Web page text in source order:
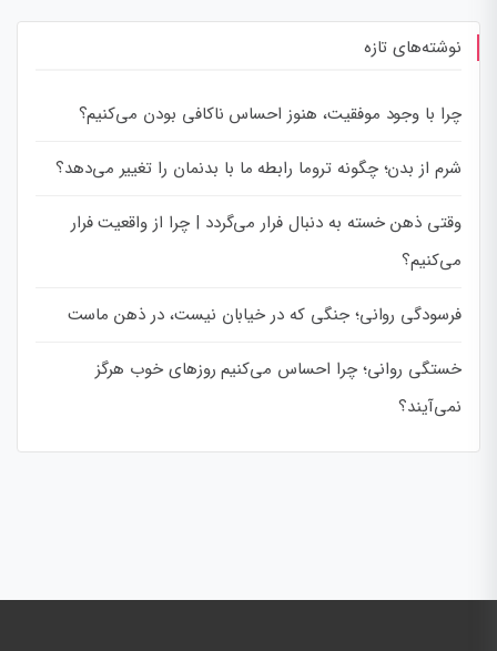
نوشته‌های تازه
چرا با وجود موفقیت، هنوز احساس ناکافی بودن می‌کنیم؟
شرم از بدن؛ چگونه تروما رابطه ما با بدنمان را تغییر می‌دهد؟
وقتی ذهن خسته به دنبال فرار می‌گردد | چرا از واقعیت فرار
می‌کنیم؟
فرسودگی روانی؛ جنگی که در خیابان نیست، در ذهن ماست
خستگی روانی؛ چرا احساس می‌کنیم روزهای خوب هرگز
نمی‌آیند؟